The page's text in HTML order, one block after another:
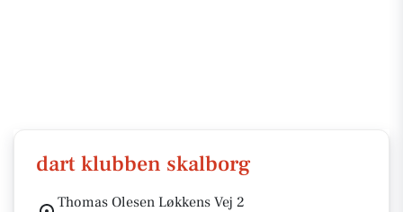
dart klubben skalborg
Thomas Olesen Løkkens Vej 2